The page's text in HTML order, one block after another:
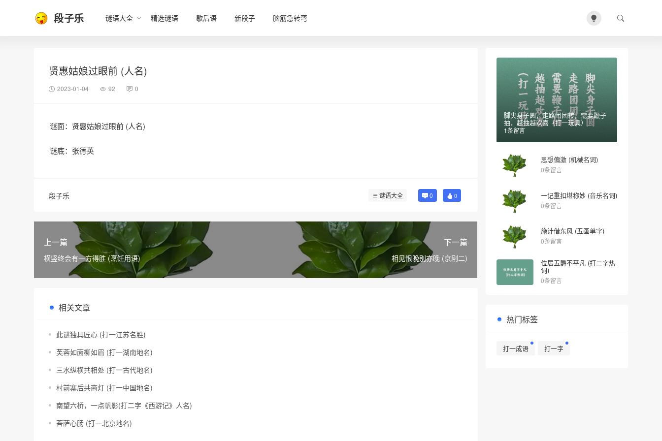
段子乐 谜语大全 精选谜语 歇后语 新段子 脑筋急转弯
贤惠姑娘过眼前 (人名)
2023-01-04 92 0
谜面：贤惠姑娘过眼前 (人名)
谜底：张德英
段子乐 谜语大全 0 0
上一篇
横竖终会有一方得胜 (烹饪用语)
下一篇
相见恨晚别亦晚 (京剧二)
相关文章
此谜独具匠心 (打一江苏名胜)
芙蓉如面柳如眉 (打一湖南地名)
三水纵横共相处 (打一古代地名)
村前寨后共商灯 (打一中国地名)
南望六桥，一点帆影(打二字《西游记》人名)
菩萨心肠 (打一北京地名)
脚尖身子圆，走路团团转，需要鞭子
抽，越抽越欢喜（打一玩具）
1条留言
思想偏激 (机械名词)
0条留言
一记重扣堪称妙 (音乐名词)
0条留言
施计借东风 (五画单字)
0条留言
位居五爵不平凡 (打二字热
词)
0条留言
热门标签
打一成语 打一字